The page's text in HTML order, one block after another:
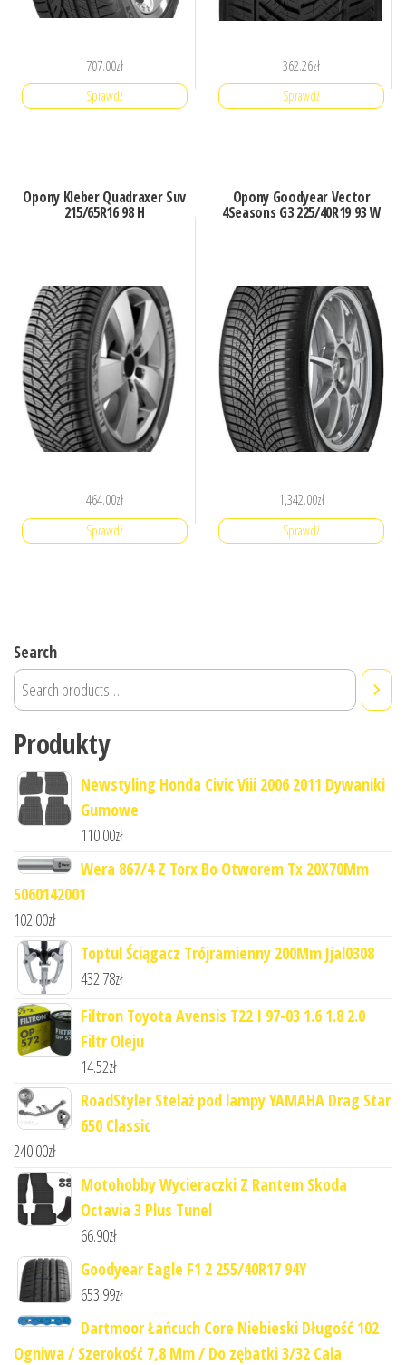
707.00zł
Sprawdź
362.26zł
Sprawdź
Opony Kleber Quadraxer Suv
215/65R16 98 H
464.00zł
Sprawdź
Opony Goodyear Vector
4Seasons G3 225/40R19 93 W
1,342.00zł
Sprawdź
Search
Produkty
Newstyling Honda Civic Viii 2006 2011 Dywaniki
Gumowe
110.00zł
Wera 867/4 Z Torx Bo Otworem Tx 20X70Mm
5060142001
102.00zł
Toptul Ściągacz Trójramienny 200Mm Jjal0308
432.78zł
Filtron Toyota Avensis T22 I 97-03 1.6 1.8 2.0
Filtr Oleju
14.52zł
RoadStyler Stelaż pod lampy YAMAHA Drag Star
650 Classic
240.00zł
Motohobby Wycieraczki Z Rantem Skoda
Octavia 3 Plus Tunel
66.90zł
Goodyear Eagle F1 2 255/40R17 94Y
653.99zł
Dartmoor Łańcuch Core Niebieski Długość 102
Ogniwa / Szerokość 7,8 Mm / Do zębatki 3/32 Cala